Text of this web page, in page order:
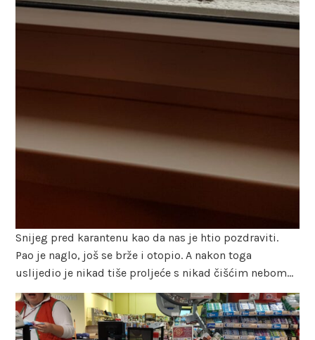
Snijeg pred karantenu kao da nas je htio pozdraviti.
Pao je naglo, još se brže i otopio. A nakon toga
uslijedio je nikad tiše proljeće s nikad čišćim nebom…